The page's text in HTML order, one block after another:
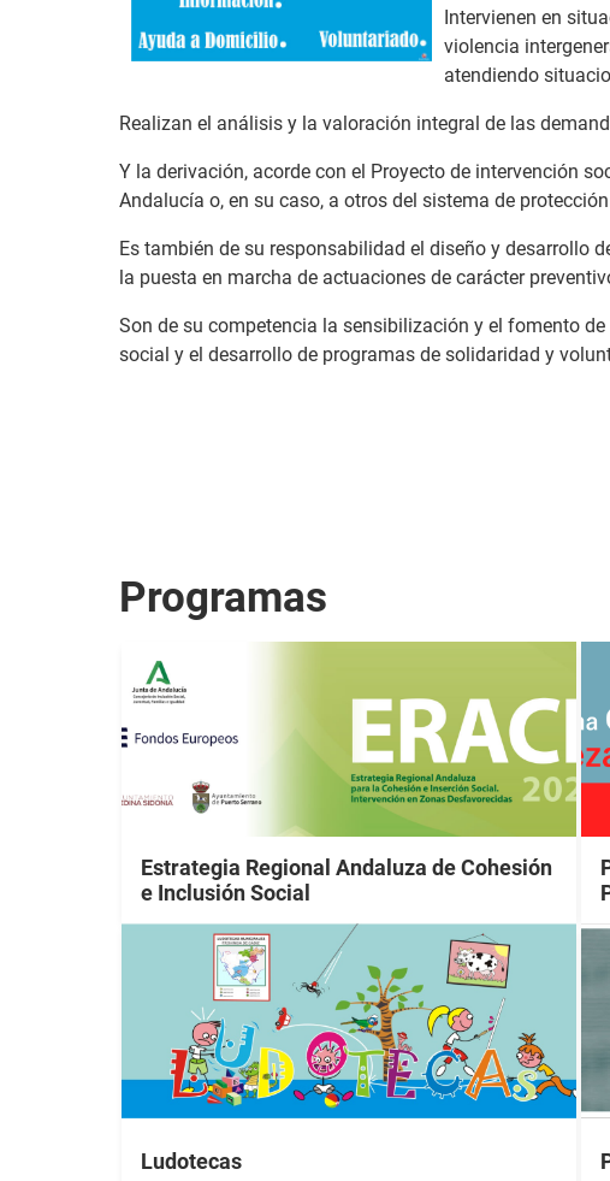
Intervienen en
violencia
atendiendo
Realizan el análisis y la valoración integral de las
Y la derivación, acorde con el Proyecto de intervención
Andalucía o, en su caso, a otros del sistema de
Es también de su responsabilidad el diseño y desarrollo
la puesta en marcha de actuaciones de carácter
Son de su competencia la sensibilización y el fomento
social y el desarrollo de programas de solidaridad y
Programas
Estrategia Regional Andaluza de Cohesión
e Inclusión Social
Ludotecas